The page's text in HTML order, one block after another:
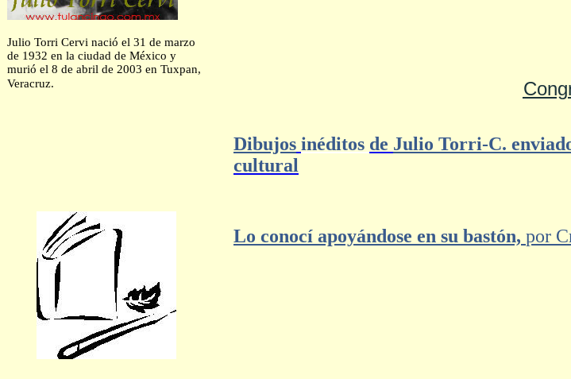
Julio Torri Cervi nació el 31 de marzo
de 1932 en la ciudad de México y
murió el 8 de abril de 2003 en Tuxpan,
Veracruz.
Dibujos inéditos de Julio Torri-C.
cultural
Lo conocí apoyándose en su bastón, por